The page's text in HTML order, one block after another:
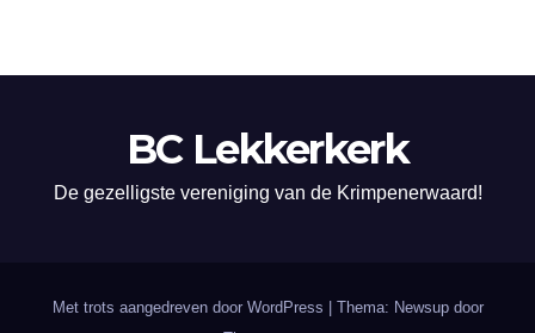
BC Lekkerkerk
De gezelligste vereniging van de Krimpenerwaard!
Met trots aangedreven door WordPress
Thema: Newsup door